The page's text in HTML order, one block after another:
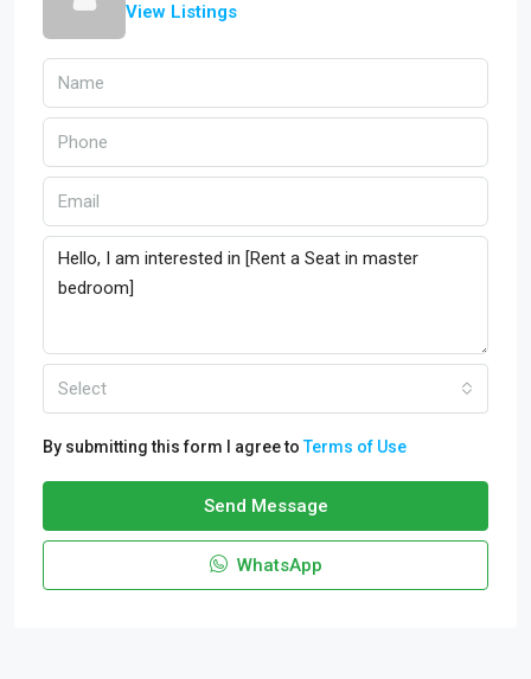
View Listings
Select
By submitting this form I agree toTerms of Use
Send Message
WhatsApp